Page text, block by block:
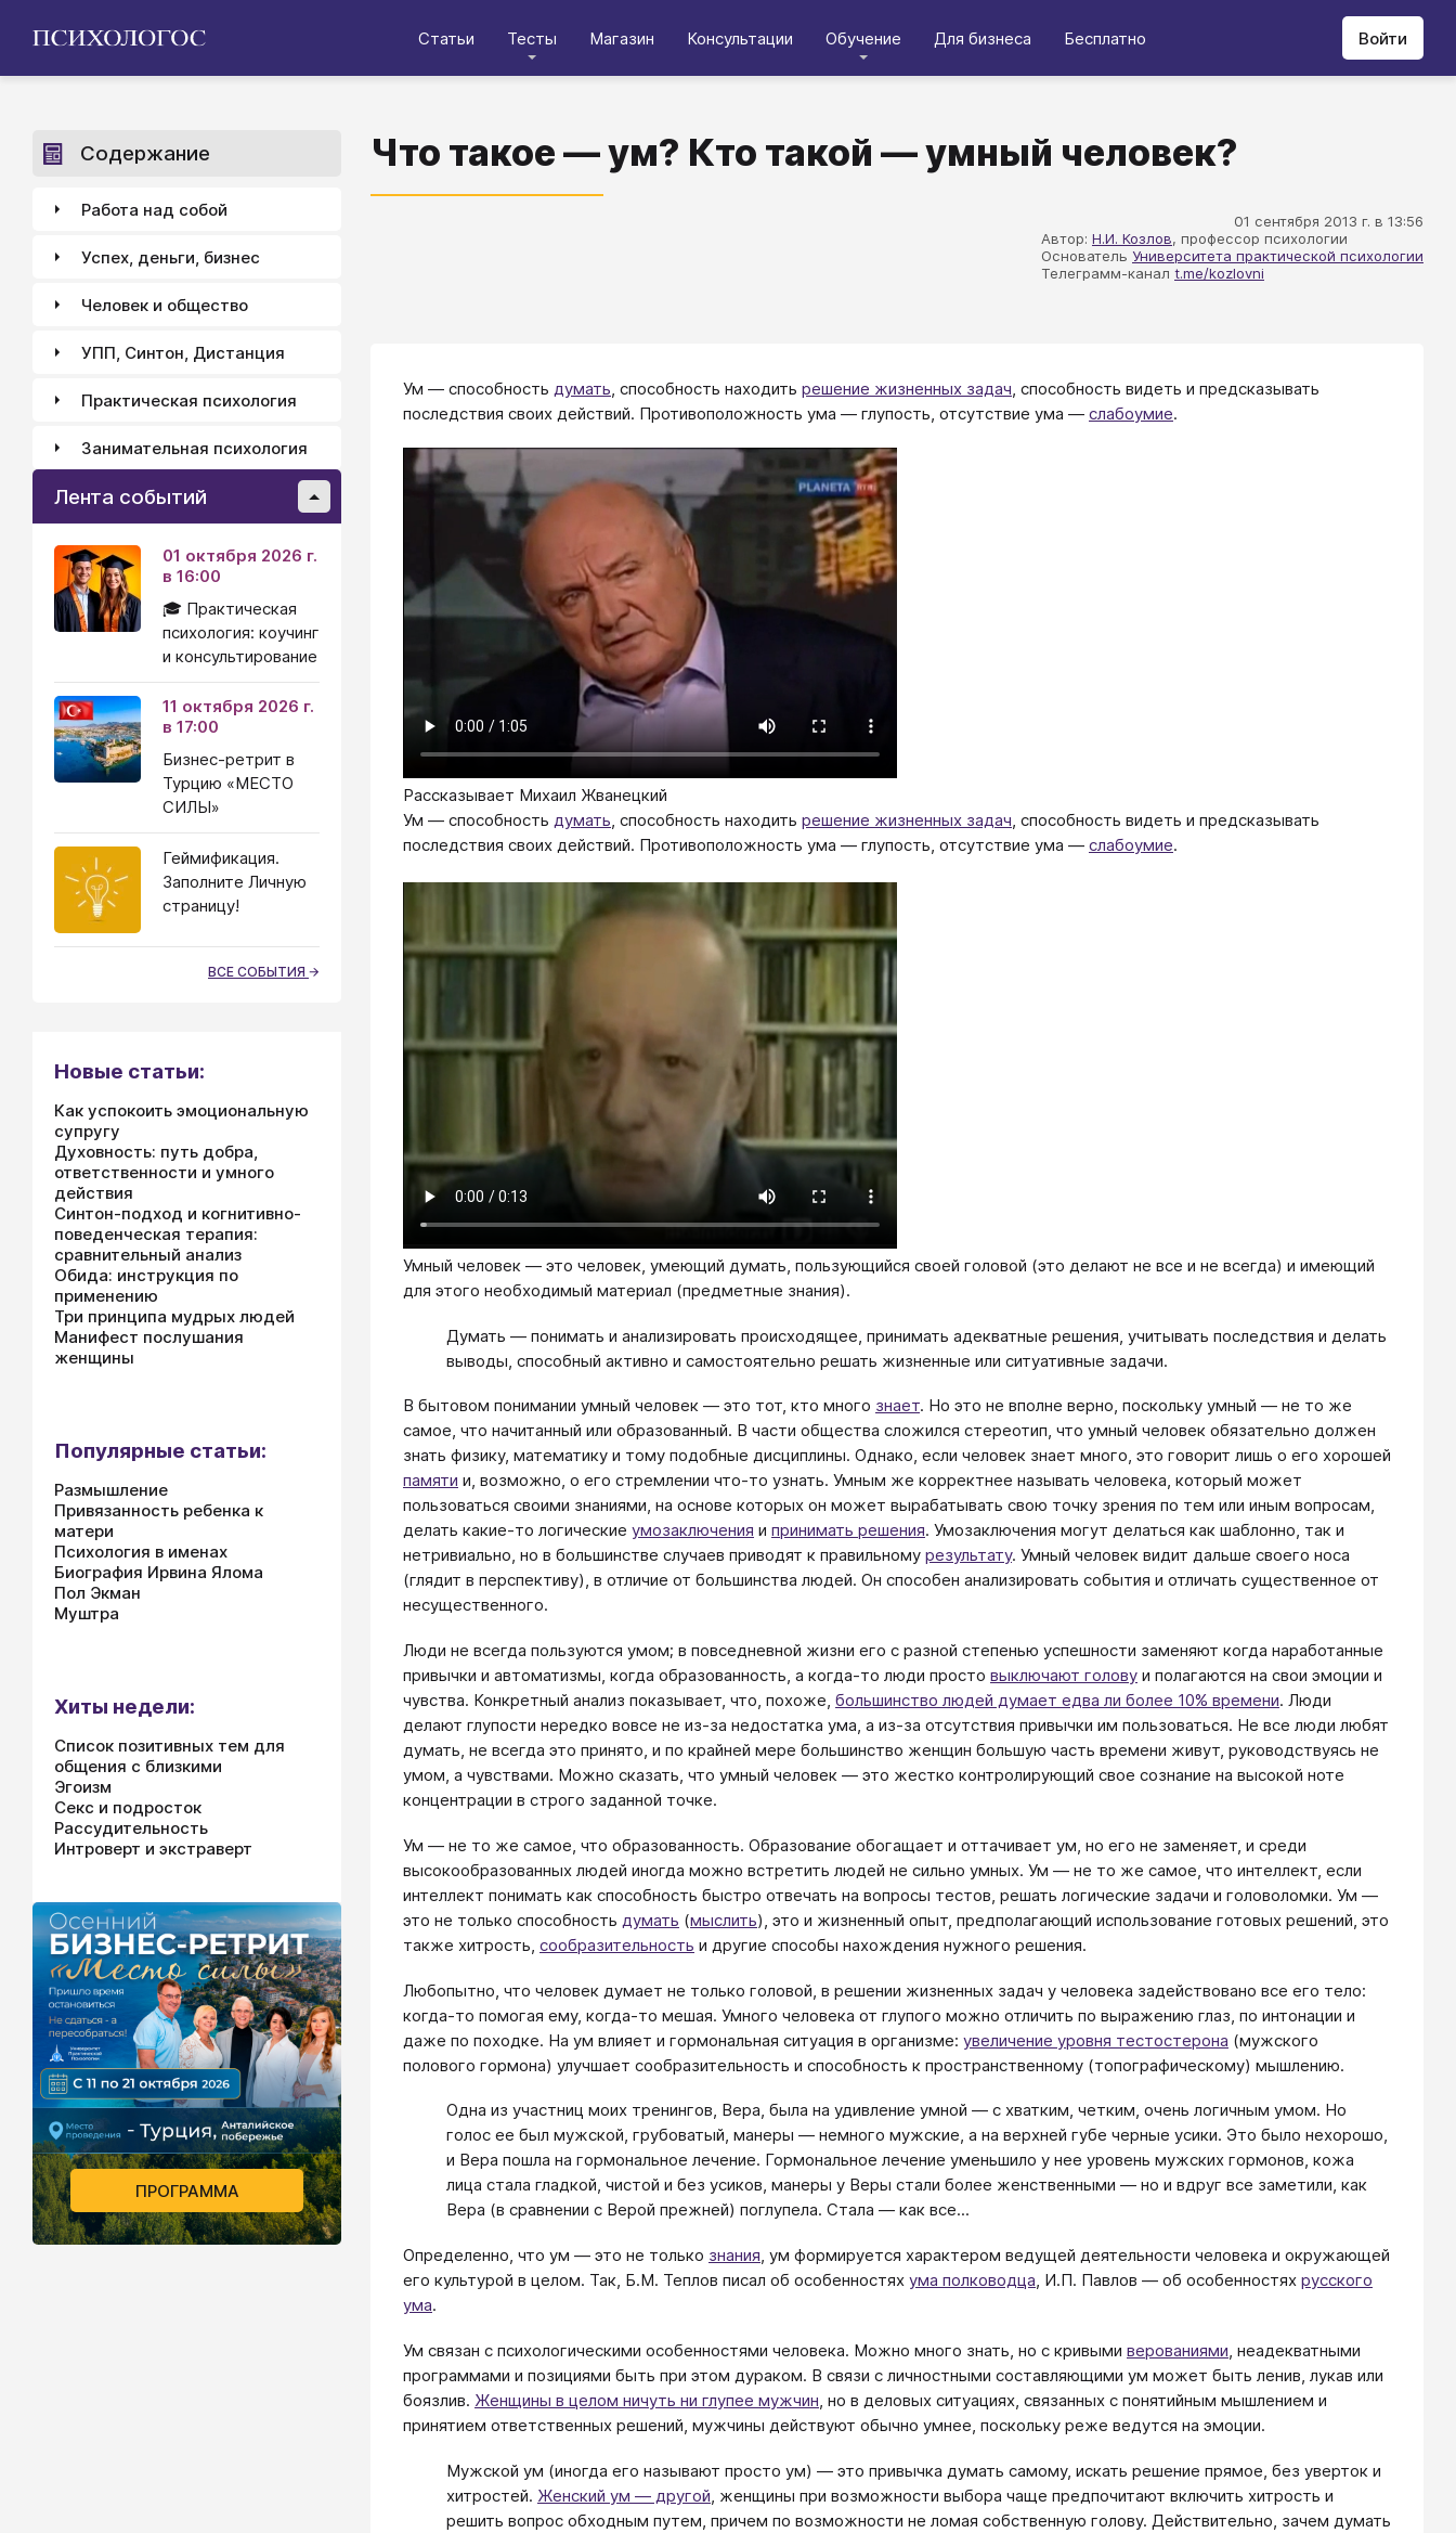
Статьи Тесты Магазин Консультации Обучение Для бизнеса Бесплатно Войти
Что такое — ум? Кто такой — умный человек?
01 сентября 2013 г. в 13:56
Автор: Н.И. Козлов, профессор психологии
Основатель Университета практической психологии
Телеграмм-канал t.me/kozlovni
Ум — способность думать, способность находить решение жизненных задач, способность видеть и предсказывать
последствия своих действий. Противоположность ума — глупость, отсутствие ума — слабоумие.
Рассказывает Михаил Жванецкий
Ум — способность думать, способность находить решение жизненных задач, способность видеть и предсказывать
последствия своих действий. Противоположность ума — глупость, отсутствие​​​​​​​ ума — слабоумие.
Умный человек — это человек, умеющий думать, пользующийся своей головой (это делают не все и не всегда) и имеющий
для этого необходимый материал (предметные знания).
Думать — понимать и анализировать происходящее, принимать адекватные решения, учитывать последствия и делать
выводы, способный активно и самостоятельно решать жизненные или ситуативные задачи.
В бытовом понимании умный человек — это тот, кто много знает. Но это не вполне верно, поскольку умный — не то же
самое, что начитанный или образованный. В части общества сложился стереотип, что умный человек обязательно должен
знать физику, математику и тому подобные дисциплины. Однако, если человек знает много, это говорит лишь о его хорошей
памяти и, возможно, о его стремлении что-то узнать. Умным же корректнее называть человека, который может
пользоваться своими знаниями, на основе которых он может вырабатывать свою точку зрения по тем или иным вопросам,
делать какие-то логические умозаключения и принимать решения. Умозаключения могут делаться как шаблонно, так и
нетривиально, но в большинстве случаев приводят к правильному результату. Умный человек видит дальше своего носа
(глядит в перспективу), в отличие от большинства людей. Он способен анализировать события и отличать существенное от
несущественного.
Люди не всегда пользуются умом; в повседневной жизни его с разной степенью успешности заменяют когда наработанные
привычки и автоматизмы, когда образованность, а когда-то люди просто выключают голову и полагаются на свои эмоции и
чувства. Конкретный анализ показывает, что, похоже, большинство людей думает едва ли более 10% времени. Люди
делают глупости нередко вовсе не из-за недостатка ума, а из-за отсутствия привычки им пользоваться. Не все люди любят
думать, не всегда это принято, и по крайней мере большинство женщин большую часть времени живут, руководствуясь не
умом, а чувствами. Можно сказать, что умный человек — это жестко контролирующий свое сознание на высокой ноте
концентрации в строго заданной точке.
Ум — не то же самое, что образованность. Образование обогащает и оттачивает ум, но его не заменяет, и среди
высокообразованных людей иногда можно встретить людей не сильно умных. Ум — не то же самое, что интеллект, если
интеллект понимать как способность быстро отвечать на вопросы тестов, решать логические задачи и головоломки. Ум —
это не только способность думать (мыслить), это и жизненный опыт, предполагающий использование готовых решений, это
также хитрость, сообразительность и другие способы нахождения нужного решения.
Любопытно, что человек думает не только головой, в решении жизненных задач у человека задействовано все его тело:
когда-то помогая ему, когда-то мешая. Умного человека от глупого можно отличить по выражению глаз, по интонации и
даже по походке. На ум влияет и гормональная ситуация в организме: увеличение уровня тестостерона (мужского
полового гормона) улучшает сообразительность и способность к пространственному (топографическому) мышлению.
Одна из участниц моих тренингов, Вера, была на удивление умной — с хватким, четким, очень логичным умом. Но
голос ее был мужской, грубоватый, манеры — немного мужские, а на верхней губе черные усики. Это было нехорошо,
и Вера пошла на гормональное лечение. Гормональное лечение уменьшило у нее уровень мужских гормонов, кожа
лица стала гладкой, чистой и без усиков, манеры у Веры стали более женственными — но и вдруг все заметили, как
Вера (в сравнении с Верой прежней) поглупела. Стала — как все...
Определенно, что ум — это не только знания, ум формируется характером ведущей деятельности человека и окружающей
его культурой в целом. Так, Б.М. Теплов писал об особенностях ума полководца, И.П. Павлов — об особенностях русского
ума.
Ум связан с психологическими особенностями человека. Можно много знать, но с кривыми верованиями, неадекватными
программами и позициями быть при этом дураком. В связи с личностными составляющими ум может быть ленив, лукав или
боязлив. Женщины в целом ничуть ни глупее мужчин, но в деловых ситуациях, связанных с понятийным мышлением и
принятием ответственных решений, мужчины действуют обычно умнее, поскольку реже ведутся на эмоции.
Мужской ум (иногда его называют просто ум) — это привычка думать самому, искать решение прямое, без уверток и
хитростей. Женский ум — другой , женщины при возможности выбора чаще предпочитают включить хитрость и
решить вопрос обходным путем, причем по возможности не ломая собственную голову. Действительно, зачем думать
Содержание
Работа над собой
Успех, деньги, бизнес
Человек и общество
УПП, Синтон, Дистанция
Практическая психология
Занимательная психология
Лента событий
01 октября 2026 г.
в 16:00
🎓 Практическая
психология: коучинг
и консультирование
11 октября 2026 г.
в 17:00
Бизнес-ретрит в
Турцию «МЕСТО
СИЛЫ»
Геймификация.
Заполните Личную
страницу!
ВСЕ СОБЫТИЯ
Новые статьи:
Как успокоить эмоциональную
супругу
Духовность: путь добра,
ответственности и умного
действия
Синтон-подход и когнитивно-
поведенческая терапия:
сравнительный анализ
Обида: инструкция по
применению
Три принципа мудрых людей
Манифест послушания
женщины
Популярные статьи:
Размышление
Привязанность ребенка к
матери
Психология в именах
Биография Ирвина Ялома
Пол Экман
Муштра
Хиты недели:
Список позитивных тем для
общения с близкими
Эгоизм
Секс и подросток
Рассудительность
Интроверт и экстраверт
ПРОГРАММА